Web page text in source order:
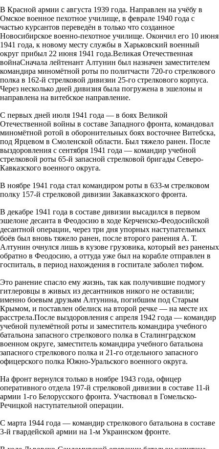
В Красной армии с августа 1939 года. Направлен на учёбу в
Омское военное пехотное училище, в феврале 1940 года с
частью курсантов переведён в только что созданное
Новосибирское военно-пехотное училище. Окончил его 10 июня
1941 года, к новому месту службы в Харьковский военный
округ прибыл 22 июня 1941 года.Великая Отечественная
войнаСначала лейтенант Алтунин был назначен заместителем
командира миномётной роты по политчасти 720-го стрелкового
полка в 162-й стрелковой дивизии 25-го стрелкового корпуса.
Через несколько дней дивизия была погружена в эшелоны и
направлена на витебское направление.
С первых дней июля 1941 года — в боях Великой
Отечественной войны в составе Западного фронта, командовал
миномётной ротой в оборонительных боях восточнее Витебска,
под Ярцевом в Смоленской области. Был тяжело ранен. После
выздоровления с сентября 1941 года — командир учебной
стрелковой роты 65-й запасной стрелковой бригады Северо-
Кавказского военного округа.
В ноябре 1941 года стал командиром роты в 633-м стрелковом
полку 157-й стрелковой дивизии Закавказского фронта.
В декабре 1941 года в составе дивизии высадился в первом
эшелоне десанта в Феодосию в ходе Керченско-Феодосийской
десантной операции, через три дня упорных наступательных
боёв был вновь тяжело ранен, после второго ранения А. Т.
Алтунин очнулся лишь в кузове грузовика, который вез раненых
обратно в Феодосию, а оттуда уже был на корабле отправлен в
госпиталь, в период нахождения в госпитале заболел тифом.
Это ранение спасло ему жизнь, так как получившие подмогу
гитлеровцы в живых из десантников никого не оставили;
именно боевым друзьям Алтунина, погибшим под Старым
Крымом, и поставлен обелиск на второй речке — на месте их
расстрела.После выздоровления с апреля 1942 года — командир
учебной пулемётной роты и заместитель командира учебного
батальона запасного стрелкового полка в Сталинградском
военном округе, заместитель командира учебного батальона
запасного стрелкового полка и 21-го отдельного запасного
офицерского полка Южно-Уральского военного округа.
На фронт вернулся только в ноябре 1943 года, офицер
оперативного отдела 197-й стрелковой дивизии в составе 11-й
армии 1-го Белорусского фронта. Участвовал в Гомельско-
Речицкой наступательной операции.
С марта 1944 года — командир стрелкового батальона в составе
3-й гвардейской армии на 1-м Украинском фронте.